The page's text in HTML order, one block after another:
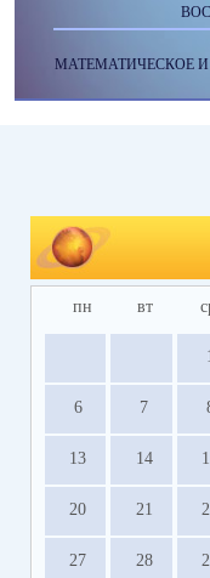
МАТЕМАТИЧЕСКОЕ
пн вт
6 7
13 14
20 21
27 28